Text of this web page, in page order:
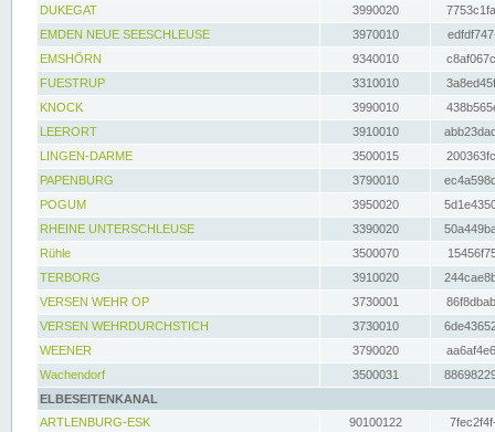
DUKEGAT
3990020
EMDEN NEUE SEESCHLEUSE
3970010
EMSHÖRN
9340010
FUESTRUP
3310010
KNOCK
3990010
LEERORT
3910010
LINGEN-DARME
3500015
PAPENBURG
3790010
POGUM
3950020
RHEINE UNTERSCHLEUSE
3390020
Rühle
3500070
TERBORG
3910020
VERSEN WEHR OP
3730001
VERSEN WEHRDURCHSTICH
3730010
WEENER
3790020
Wachendorf
3500031
ELBESEITENKANAL
ARTLENBURG-ESK
90100122